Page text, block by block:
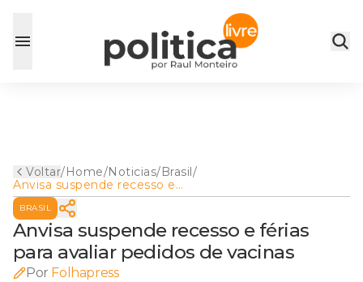
Voltar/Home/Noticias/Brasil/
Anvisa suspende recesso e
férias para avaliar pedidos de
vacinas
BRASIL
Anvisa suspende recesso e férias
para avaliar pedidos de vacinas
Por Folhapress